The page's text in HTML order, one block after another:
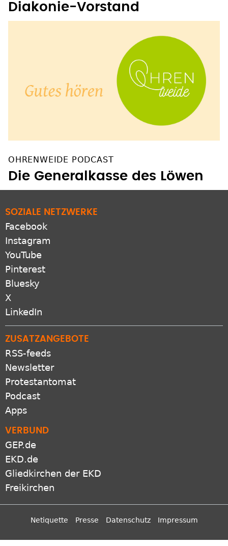
Diakonie-Vorstand
OHRENWEIDE PODCAST
Die Generalkasse des Löwen
SOZIALE NETZWERKE
Facebook
Instagram
YouTube
Pinterest
Bluesky
X
LinkedIn
ZUSATZANGEBOTE
RSS-feeds
Newsletter
Protestantomat
Podcast
Apps
VERBUND
GEP.de
EKD.de
Gliedkirchen der EKD
Freikirchen
Netiquette Presse Datenschutz Impressum